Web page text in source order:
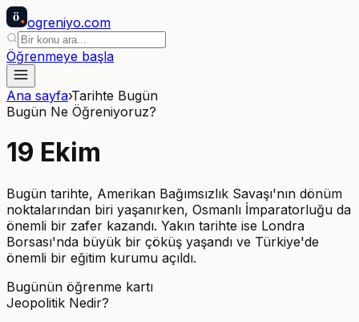
ö ogreniyo.com
Öğrenmeye başla
Ana sayfa›Tarihte Bugün
Bugün Ne Öğreniyoruz?
19 Ekim
Bugün tarihte, Amerikan Bağımsızlık Savaşı'nın dönüm
noktalarından biri yaşanırken, Osmanlı İmparatorluğu da
önemli bir zafer kazandı. Yakın tarihte ise Londra
Borsası'nda büyük bir çöküş yaşandı ve Türkiye'de
önemli bir eğitim kurumu açıldı.
Bugünün öğrenme kartı
Jeopolitik Nedir?